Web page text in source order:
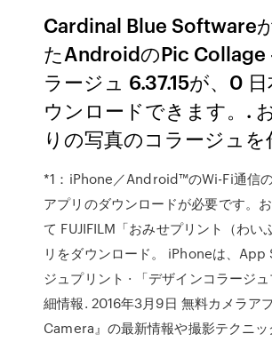
Cardinal Blue Software
たAndroidのPic Collage
ラージュ 6.37.15が、0
ウンロードできます。.
りの写真のコラージュを
*1：iPhone／Android™のWi-Fi通信
アプリのダウンロードが必要です。
て FUJIFILM「おみせプリント（わい
リをダウンロード。 iPhoneは、
ジュプリント · 「デザインコラージ
細情報. 2016年3月9日 無料カメラア
Camera』の最新情報や撮影テクニ